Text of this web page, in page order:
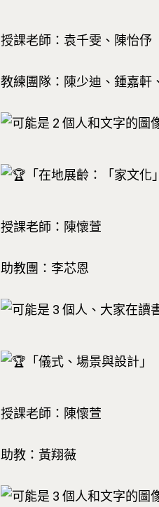
授課老師：袁千雯、陳怡伃
教練團隊：陳少迪、鍾嘉軒
「在地展齡：「家文化
授課老師：陳懷萱
助教團：李芯恩
「儀式、場景與設計」
授課老師：陳懷萱
助教：黃翔薇